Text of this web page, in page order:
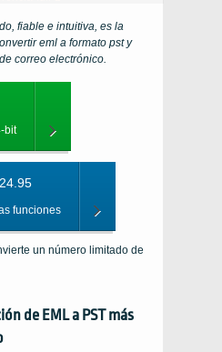
fiable e intuitiva, es la
eml a formato pst y
correo electrónico.
bit
funciones
un número limitado de
de EML a PST más